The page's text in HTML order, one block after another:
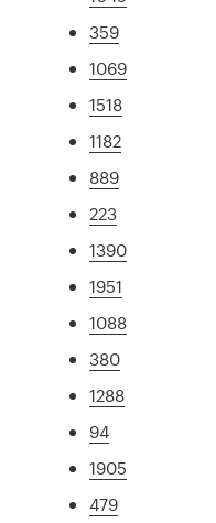
359
1069
1518
1182
889
223
1390
1951
1088
380
1288
94
1905
479